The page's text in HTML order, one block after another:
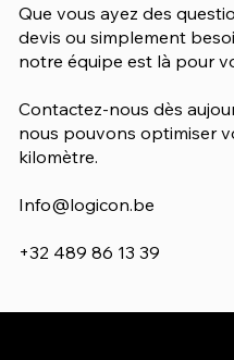
Que vous ayez des
devis ou simplement
notre équipe est là pour
Contactez-nous dès
nous pouvons optimiser
kilomètre.
Info@logicon.be
+32 489 86 13 39